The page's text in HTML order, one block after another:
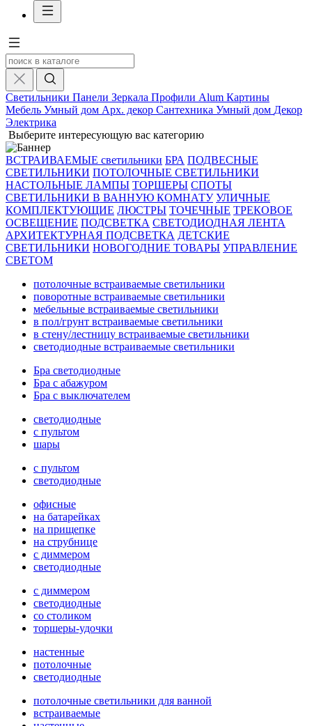
Светильники Панели Зеркала Профили Alum Картины
Мебель Умный дом Арх. декор Сантехника Умный дом Декор
Электрика
Выберите интересующую вас категорию
ВСТРАИВАЕМЫЕ светильники БРА ПОДВЕСНЫЕ
СВЕТИЛЬНИКИ ПОТОЛОЧНЫЕ СВЕТИЛЬНИКИ
НАСТОЛЬНЫЕ ЛАМПЫ ТОРШЕРЫ СПОТЫ
СВЕТИЛЬНИКИ В ВАННУЮ КОМНАТУ УЛИЧНЫЕ
КОМПЛЕКТУЮЩИЕ ЛЮСТРЫ ТОЧЕЧНЫЕ ТРЕКОВОЕ
ОСВЕЩЕНИЕ ПОДСВЕТКА СВЕТОДИОДНАЯ ЛЕНТА
АРХИТЕКТУРНАЯ ПОДСВЕТКА ДЕТСКИЕ
СВЕТИЛЬНИКИ НОВОГОДНИЕ ТОВАРЫ УПРАВЛЕНИЕ
СВЕТОМ
потолочные встраиваемые светильники
поворотные встраиваемые светильники
мебельные встраиваемые светильники
в пол/грунт встраиваемые светильники
в стену/лестницу встраиваемые светильники
светодиодные встраиваемые светильники
Бра светодиодные
Бра с абажуром
Бра с выключателем
светодиодные
с пультом
шары
с пультом
светодиодные
офисные
на батарейках
на прищепке
на струбнице
с диммером
светодиодные
с диммером
светодиодные
со столиком
торшеры-удочки
настенные
потолочные
светодиодные
потолочные светильники для ванной
встраиваемые